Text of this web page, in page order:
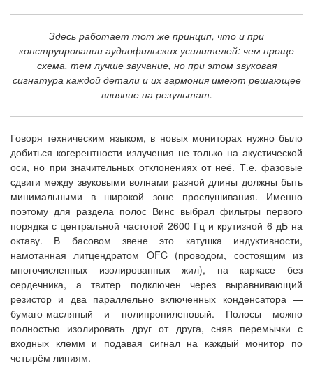
Здесь работает тот же принцип, что и при
конструировании аудиофильских усилителей: чем проще
схема, тем лучше звучание, но при этом звуковая
сигнатура каждой детали и их гармония имеют решающее
влияние на результат.
Говоря техническим языком, в новых мониторах нужно было
добиться когерентности излучения не только на акустической
оси, но при значительных отклонениях от неё. Т.е. фазовые
сдвиги между звуковыми волнами разной длины должны быть
минимальными в широкой зоне прослушивания. Именно
поэтому для раздела полос Винс выбрал фильтры первого
порядка с центральной частотой 2600 Гц и крутизной 6 дБ на
октаву. В басовом звене это катушка индуктивности,
намотанная литцендратом OFC (проводом, состоящим из
многочисленных изолированных жил), на каркасе без
сердечника, а твитер подключен через выравнивающий
резистор и два параллельно включенных конденсатора —
бумаго-масляный и полипропиленовый. Полосы можно
полностью изолировать друг от друга, сняв перемычки с
входных клемм и подавая сигнал на каждый монитор по
четырём линиям.